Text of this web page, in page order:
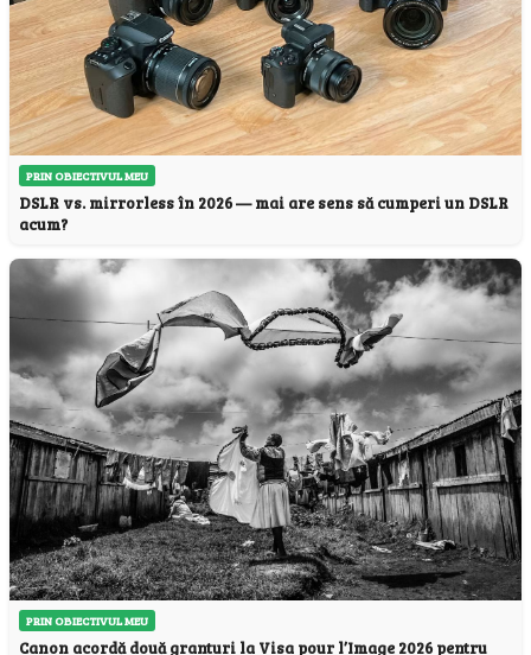
PRIN OBIECTIVUL MEU
DSLR vs. mirrorless în 2026 — mai are sens să cumperi un DSLR
acum?
PRIN OBIECTIVUL MEU
Canon acordă două granturi la Visa pour l’Image 2026 pentru